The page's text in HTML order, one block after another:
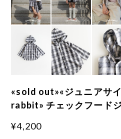
«sold out»«ジュニアサ
rabbit» チェックフード
¥4,200